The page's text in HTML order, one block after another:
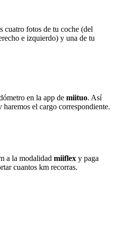
cuatro fotos de tu coche (del
e izquierdo) y una de tu
en la app de miituo. Así
el cargo correspondiente.
a la modalidad miiflex y paga
cuantos km recorras.